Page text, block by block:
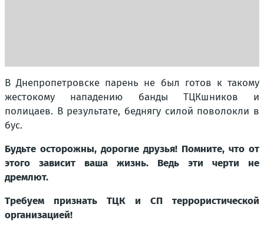
В Днепропетровске парень не был готов к такому
жестокому нападению банды ТЦКшников и
полицаев. В результате, беднягу силой поволокли в
бус.
Будьте осторожны, дорогие друзья! Помните, что от
этого зависит ваша жизнь. Ведь эти черти не
дремлют.
Требуем признать ТЦК и СП террористической
организацией!